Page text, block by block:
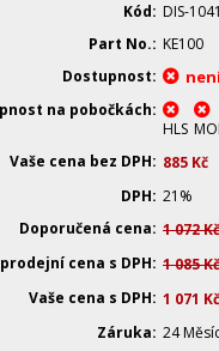
Kód
DIS-
Part No.
KE100
Dostupnost
na pobočkách
HLS
Vaše cena bez DPH
885 Kč
DPH 21%
Doporučená cena 1 072Kč
cena s DPH 1 085Kč
Vaše cena s DPH 1 071 Kč
Záruka 24